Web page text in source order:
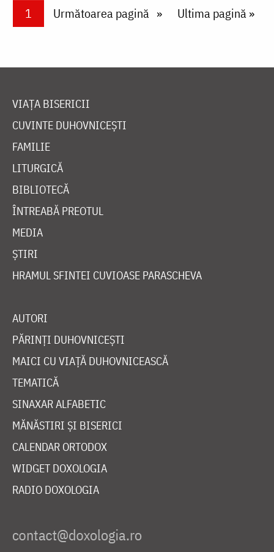
PaginareCurrent page
1 Next page
Următoarea pagină Last page
Ultima pagină »
VIAȚA BISERICII
CUVINTE DUHOVNICEȘTI
FAMILIE
LITURGICĂ
BIBLIOTECĂ
ÎNTREABĂ PREOTUL
MEDIA
ȘTIRI
HRAMUL SFINTEI CUVIOASE PARASCHEVA
AUTORI
PĂRINȚI DUHOVNICEȘTI
MAICI CU VIAȚĂ DUHOVNICEASCĂ
TEMATICĂ
SINAXAR ALFABETIC
MĂNĂSTIRI ȘI BISERICI
CALENDAR ORTODOX
WIDGET DOXOLOGIA
RADIO DOXOLOGIA